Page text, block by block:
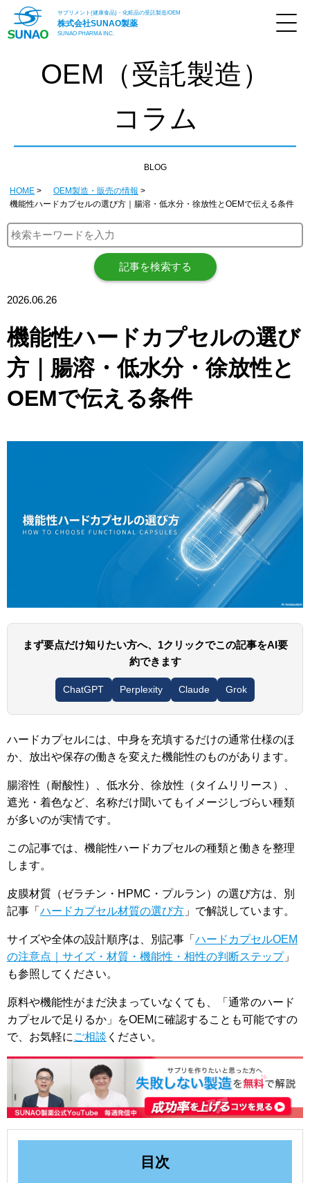
株式会社SUNAO製薬
サプリメント(健康食品)・化粧品の受託製造/OEM
SUNAO PHARMA INC.
OEM（受託製造）
コラム
BLOG
HOME
OEM製造・販売の情報
機能性ハードカプセルの選び方｜腸溶・低水分・徐放性とOEMで伝える条件
記事を検索する
2026.06.26
機能性ハードカプセルの選び
方｜腸溶・低水分・徐放性と
OEMで伝える条件
まず要点だけ知りたい方へ、1クリックでこの記事をAI要
約できます
ChatGPT Perplexity Claude Grok
ハードカプセルには、中身を充填するだけの通常仕様のほ
か、放出や保存の働きを変えた機能性のものがあります。
腸溶性（耐酸性）、低水分、徐放性（タイムリリース）、
遮光・着色など、名称だけ聞いてもイメージしづらい種類
が多いのが実情です。
この記事では、機能性ハードカプセルの種類と働きを整理
します。
皮膜材質（ゼラチン・HPMC・プルラン）の選び方は、別
記事「 ハードカプセル材質の選び方 」で解説しています。
サイズや全体の設計順序は、別記事「 ハードカプセルOEM
の注意点｜サイズ・材質・機能性・相性の判断ステップ」
も参照してください。
原料や機能性がまだ決まっていなくても、「通常のハード
カプセルで足りるか」をOEMに確認することも可能ですの
で、お気軽に ご相談 ください。
目次